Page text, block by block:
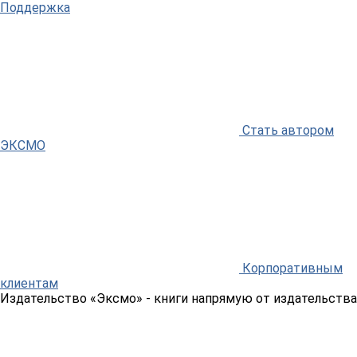
Поддержка
Стать автором
ЭКСМО
Корпоративным
клиентам
Издательство «Эксмо» - книги напрямую от издательства